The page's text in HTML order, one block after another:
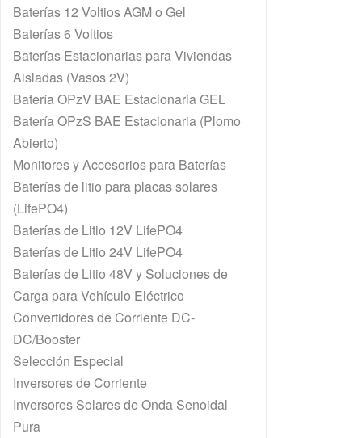
Baterías 12 Voltios AGM o Gel
Baterías 6 Voltios
Baterías Estacionarias para Viviendas
Aisladas (Vasos 2V)
Batería OPzV BAE Estacionaria GEL
Batería OPzS BAE Estacionaria (Plomo
Abierto)
Monitores y Accesorios para Baterías
Baterías de litio para placas solares
(LifePO4)
Baterías de Litio 12V LifePO4
Baterías de Litio 24V LifePO4
Baterías de Litio 48V y Soluciones de
Carga para Vehículo Eléctrico
Convertidores de Corriente DC-
DC/Booster
Selección Especial
Inversores de Corriente
Inversores Solares de Onda Senoidal
Pura